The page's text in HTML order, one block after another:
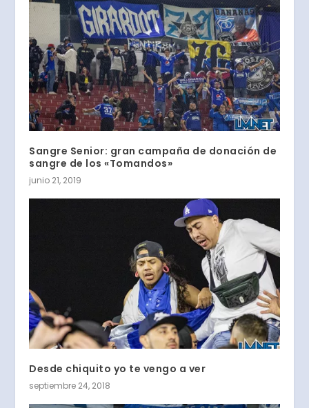
Sangre Senior: gran campaña de donación de
sangre de los «Tomandos»
junio 21, 2019
Desde chiquito yo te vengo a ver
septiembre 24, 2018